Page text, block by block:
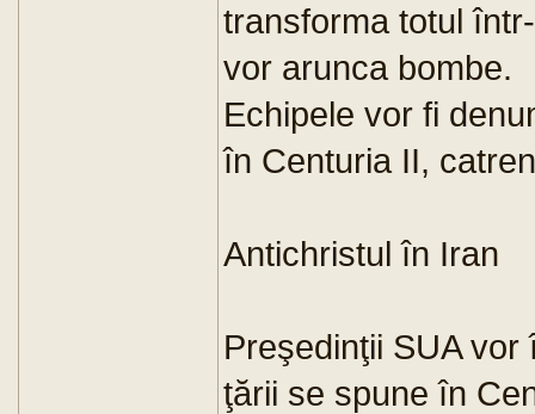
transforma totul
vor arunca bombe.
Echipele vor fi
în Centuria II,
Antichristul în Iran
Preşedinţii SUA
ţării se spune în